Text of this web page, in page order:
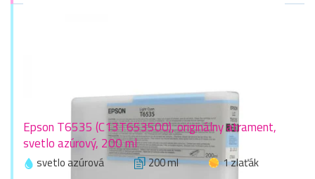
Epson T6535 (C13T653500), originálny atrament,
svetlo azúrový, 200 ml
svetlo azúrová 200 ml
1 zlaťák